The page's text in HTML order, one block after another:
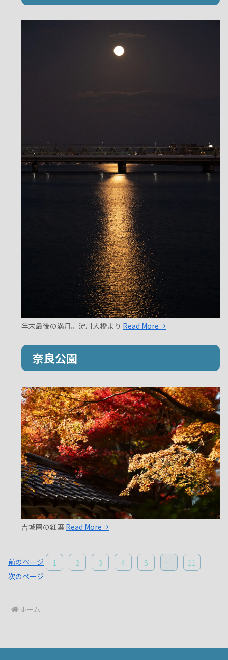
年末最後の満月。淀川大橋より Read More→
奈良公園
吉城園の紅葉 Read More→
前のページ 1 2 3 4 5 …
11
次のページ
ホーム